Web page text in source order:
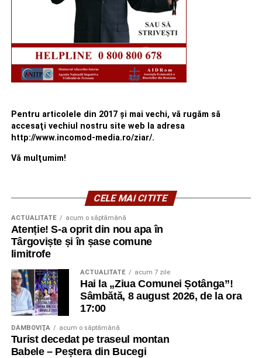
Pentru articolele din 2017 şi mai vechi, vă rugăm să
accesaţi vechiul nostru site web la adresa
http://www.incomod-media.ro/ziar/.
Vă mulţumim!
CELE MAI CITITE
ACTUALITATE acum o săptămână
Atenție! S-a oprit din nou apa în
Târgoviște și în șase comune
limitrofe
ACTUALITATE acum 7 zile
Hai la „Ziua Comunei Șotânga”!
Sâmbătă, 8 august 2026, de la ora
17:00
DÂMBOVIŢA acum o săptămână
Turist decedat pe traseul montan
Babele – Peștera din Bucegi